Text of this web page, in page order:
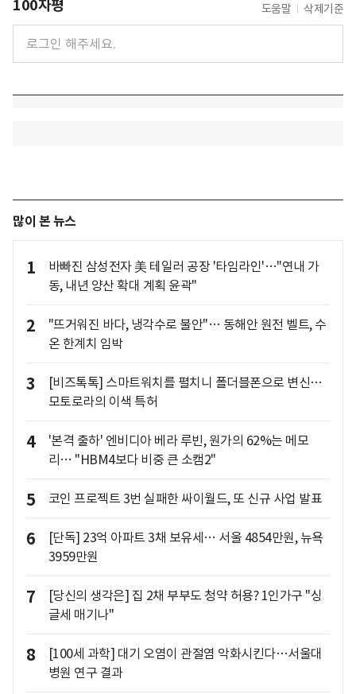
100자평 도움말 삭제기준
많이 본 뉴스
1
바빠진 삼성전자 美 테일러 공장 '타임라인'…"연내 가
동, 내년 양산 확대 계획 윤곽"
2
"뜨거워진 바다, 냉각수로 불안"… 동해안 원전 벨트, 수
온 한계치 임박
3
[비즈톡톡] 스마트워치를 펼치니 폴더블폰으로 변신…
모토로라의 이색 특허
4
'본격 출하' 엔비디아 베라 루빈, 원가의 62%는 메모
리… "HBM4보다 비중 큰 소캠2"
5 코인 프로젝트 3번 실패한 싸이월드, 또 신규 사업 발표
6
[단독] 23억 아파트 3채 보유세… 서울 4854만원, 뉴욕
3959만원
7
[당신의 생각은] 집 2채 부부도 청약 허용? 1인가구 "싱
글세 매기나"
8
[100세 과학] 대기 오염이 관절염 악화시킨다…서울대
병원 연구 결과